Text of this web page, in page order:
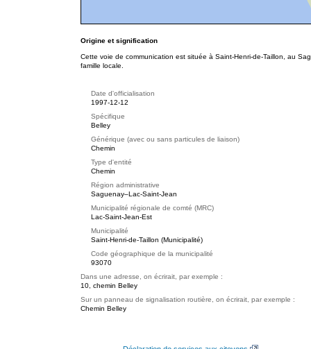
Origine et signification
Cette voie de communication est située à Saint-Henri-de-Taillon, au
famille locale.
Date d'officialisation
1997-12-12
Spécifique
Belley
Générique (avec ou sans particules de liaison)
Chemin
Type d'entité
Chemin
Région administrative
Saguenay–Lac-Saint-Jean
Municipalité régionale de comté (MRC)
Lac-Saint-Jean-Est
Municipalité
Saint-Henri-de-Taillon (Municipalité)
Code géographique de la municipalité
93070
Dans une adresse, on écrirait, par exemple :
10, chemin Belley
Sur un panneau de signalisation routière, on écrirait, par exemple :
Chemin Belley